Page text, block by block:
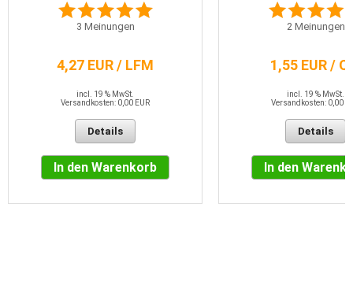
3 Meinungen
4,27 EUR / LFM
incl. 19 % MwSt.
Versandkosten: 0,00 EUR
Details
In den Warenkorb
2 Meinungen
1,55 EUR /
incl. 19 % MwSt.
Versandkosten: 0,00
Details
In den